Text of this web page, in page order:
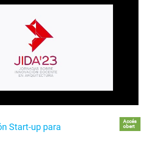
Start-up para
Accés
obert